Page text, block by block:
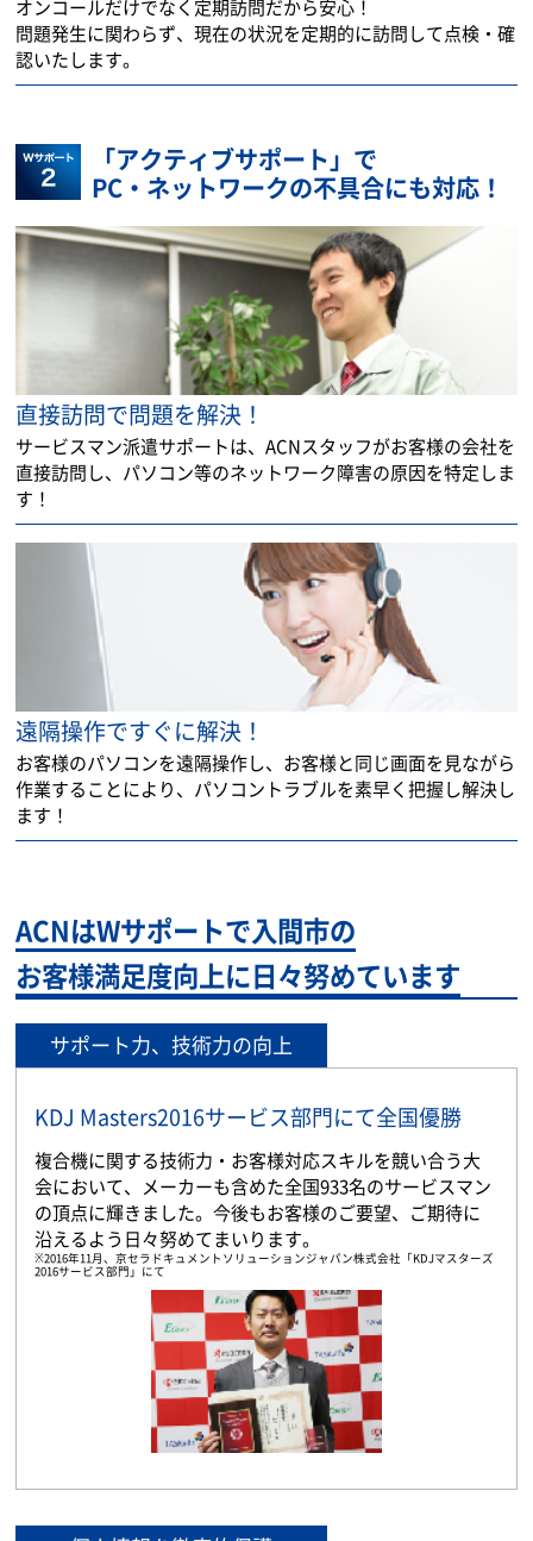
オンコールだけでなく定期訪問だから安心！
問題発生に関わらず、現在の状況を定期的に訪問して点検・確
認いたします。
「アクティブサポート」で
PC・ネットワークの不具合にも対応！
直接訪問で問題を解決！
サービスマン派遣サポートは、ACNスタッフがお客様の会社を
直接訪問し、パソコン等のネットワーク障害の原因を特定しま
す！
遠隔操作ですぐに解決！
お客様のパソコンを遠隔操作し、お客様と同じ画面を見ながら
作業することにより、パソコントラブルを素早く把握し解決し
ます！
ACNはWサポートで入間市の
お客様満足度向上に日々努めています
サポート力、技術力の向上
KDJ Masters2016サービス部門にて全国優勝
複合機に関する技術力・お客様対応スキルを競い合う大
会において、メーカーも含めた全国933名のサービスマン
の頂点に輝きました。今後もお客様のご要望、ご期待に
沿えるよう日々努めてまいります。
※2016年11月、京セラドキュメントソリューションジャパン株式会社「KDJマスターズ
2016サービス部門」にて